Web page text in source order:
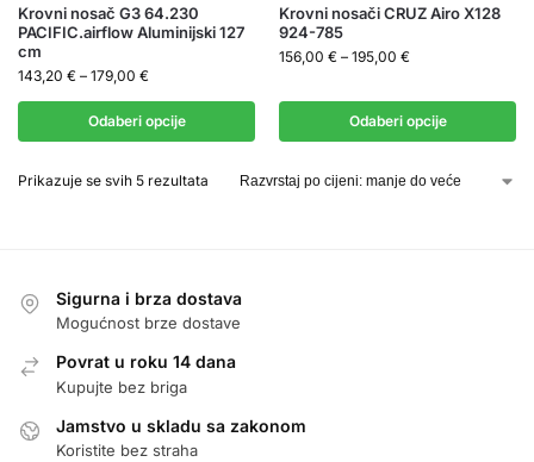
Krovni nosač G3 64.230
PACIFIC.airflow Aluminijski 127
cm
143,20 € – 179,00 €
Odaberi opcije
Krovni nosači CRUZ Airo X128
924-785
156,00 € – 195,00 €
Odaberi opcije
Prikazuje se svih 5 rezultata
Sigurna i brza dostava
Mogućnost brze dostave
Povrat u roku 14 dana
Kupujte bez briga
Jamstvo u skladu sa zakonom
Koristite bez straha